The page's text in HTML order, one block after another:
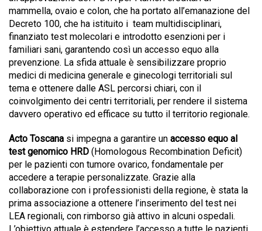
mammella, ovaio e colon, che ha portato all’emanazione del
Decreto 100, che ha istituito i team multidisciplinari,
finanziato test molecolari e introdotto esenzioni per i
familiari sani, garantendo così un accesso equo alla
prevenzione. La sfida attuale è sensibilizzare proprio
medici di medicina generale e ginecologi territoriali sul
tema e ottenere dalle ASL percorsi chiari, con il
coinvolgimento dei centri territoriali, per rendere il sistema
davvero operativo ed efficace su tutto il territorio regionale.
Acto Toscana si impegna a garantire un accesso equo al
test genomico HRD (Homologous Recombination Deficit)
per le pazienti con tumore ovarico, fondamentale per
accedere a terapie personalizzate. Grazie alla
collaborazione con i professionisti della regione, è stata la
prima associazione a ottenere l’inserimento del test nei
LEA regionali, con rimborso già attivo in alcuni ospedali.